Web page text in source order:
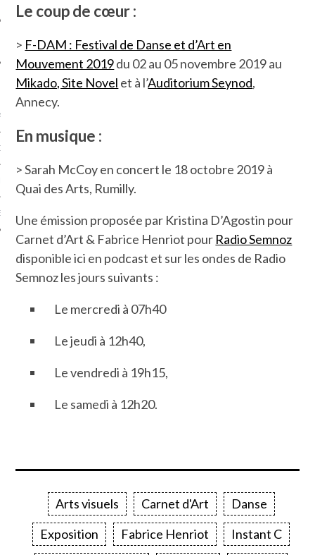
CARAVELLE
CARAVELLE
PODCAST
Le coup de cœur :
> F-DAM : Festival de Danse et d’Art en
Mouvement 2019du 02 au 05 novembre 2019 au
Mikado, Site Novel et à l’Auditorium Seynod,
Annecy.
En musique :
> Sarah McCoy en concert le 18 octobre 2019 à
Quai des Arts, Rumilly.
Une émission proposée par Kristina D’Agostin pour
Carnet d’Art & Fabrice Henriot pour Radio Semnoz
disponible ici en podcast et sur les ondes de Radio
Semnoz les jours suivants :
Le mercredi à 07h40
Le jeudi à 12h40,
Le vendredi à 19h15,
Le samedi à 12h20.
Arts visuels Carnet d'Art
Danse
Exposition
Fabrice Henriot Instant C